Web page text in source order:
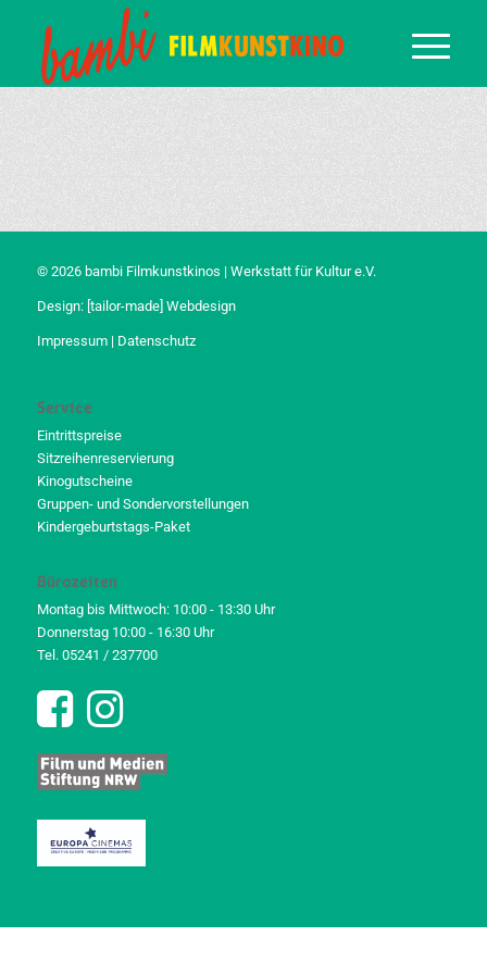
© 2026 bambi Filmkunstkinos | Werkstatt für Kultur e.V.
Design: [tailor-made] Webdesign
Impressum| Datenschutz
Service
Eintrittspreise
Sitzreihenreservierung
Kinogutscheine
Gruppen- und Sondervorstellungen
Kindergeburtstags-Paket
Bürozeiten
Montag bis Mittwoch: 10:00 - 13:30 Uhr
Donnerstag 10:00 - 16:30 Uhr
Tel. 05241 / 237700